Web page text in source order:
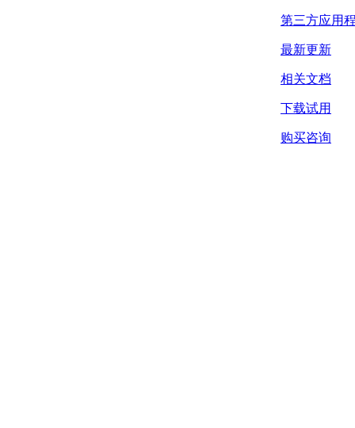
第三方应用
最新更新
相关文档
下载试用
购买咨询